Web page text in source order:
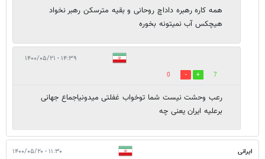
همه کاره رهبره داداچ روحانی و بقیه مترسکن رهبر نخواد
هیچکس آب نمیتونه بخوره
۱۴:۳۹ - ۱۴۰۰/۰۵/۲۱
7
0
رعب وحشت نیست شما توخواب غفلتی میدونیاجماع جهانی
برعلیه ایران یعنی چه
ایرانی ۱۱:۳۰ - ۱۴۰۰/۰۵/۲۰